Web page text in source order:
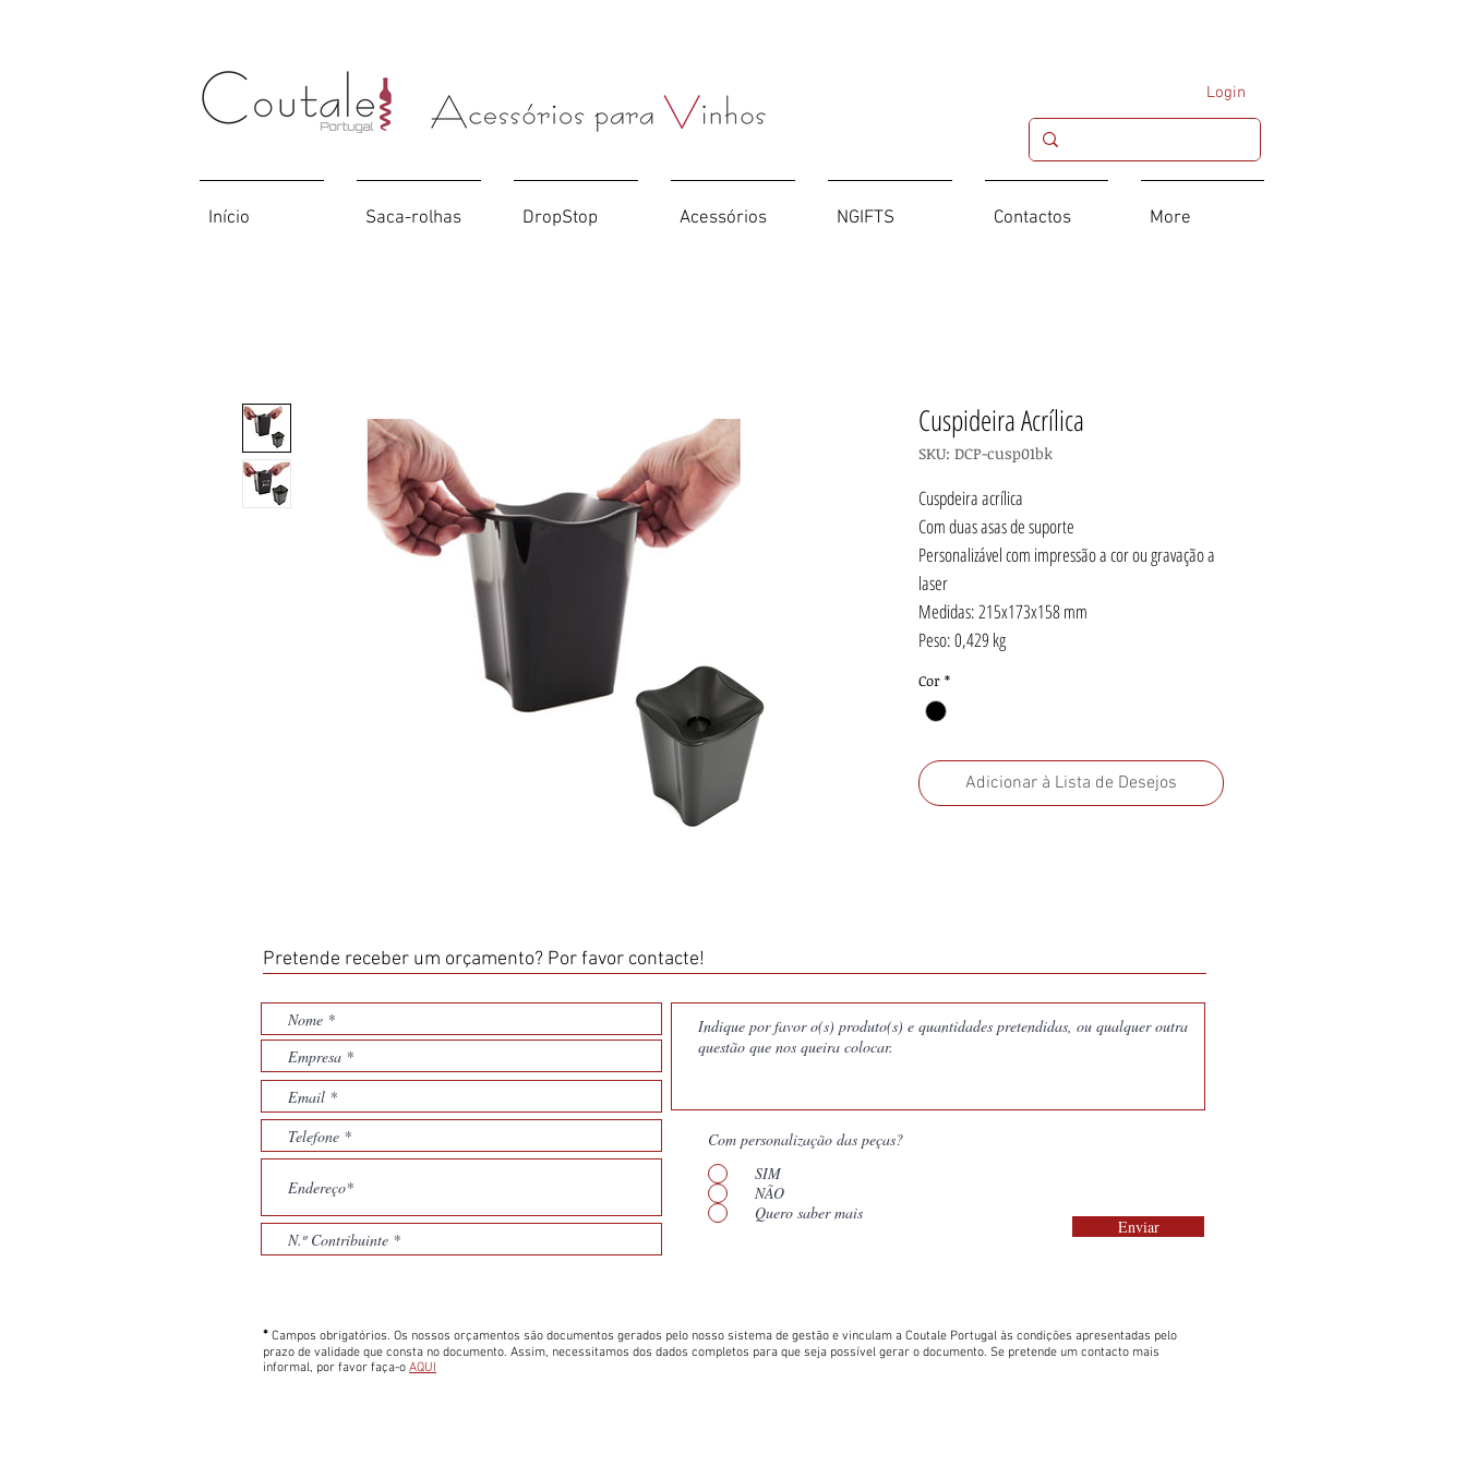
Login
Início Saca-rolhas DropStop Acessórios NGIFTS Contactos More
Cuspideira Acrílica
SKU: DCP-cusp01bk
Cuspdeira acrílica
Com duas asas de suporte
Personalizável com impressão a cor ou gravação a
laser
Medidas: 215x173x158 mm
Peso: 0,429 kg
Cor *
Adicionar à Lista de Desejos
Pretende receber um orçamento? Por favor contacte!
Com personalização das peças?
SIM
NÃO
Quero saber mais
Enviar
* Campos obrigatórios. Os nossos orçamentos são documentos gerados pelo nosso sistema de gestão e vinculam a Coutale Portugal às condições apresentadas pelo
prazo de validade que consta no documento. Assim, necessitamos dos dados completos para que seja possível gerar o documento. Se pretende um contacto mais
informal, por favor faça-o AQUI